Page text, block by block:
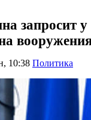
запросит
10:38 Политика